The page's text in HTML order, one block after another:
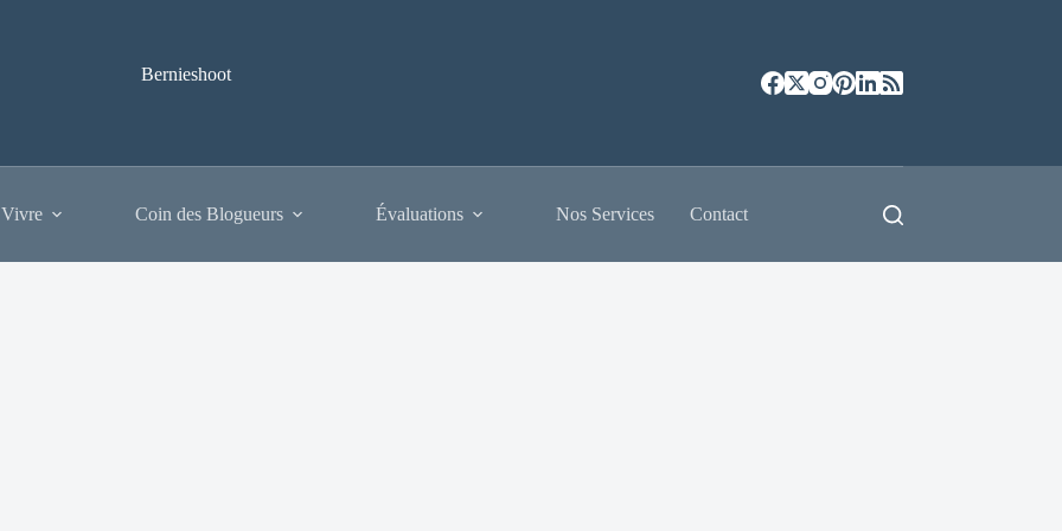
Bernieshoot
Coin des Blogueurs Évaluations Nos Services Contact